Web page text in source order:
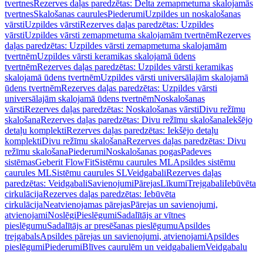
tvertnesRezerves daļas paredzētas: Delta zemapmetuma skalojamās
tvertnesSkalošanas caurulesPiederumiUzpildes un noskalošanas
vārstiUzpildes vārstiRezerves daļas paredzētas: Uzpildes
vārstiUzpildes vārsti zemapmetuma skalojamām tvertnēmRezerves
daļas paredzētas: Uzpildes vārsti zemapmetuma skalojamām
tvertnēmUzpildes vārsti keramikas skalojamā ūdens
tvertnēmRezerves daļas paredzētas: Uzpildes vārsti keramikas
skalojamā ūdens tvertnēmUzpildes vārsti universālajām skalojamā
ūdens tvertnēmRezerves daļas paredzētas: Uzpildes vārsti
universālajām skalojamā ūdens tvertnēmNoskalošanas
vārstiRezerves daļas paredzētas: Noskalošanas vārstiDivu režīmu
skalošanaRezerves daļas paredzētas: Divu režīmu skalošanaIekšējo
detaļu komplektiRezerves daļas paredzētas: Iekšējo detaļu
komplektiDivu režīmu skalošanaRezerves daļas paredzētas: Divu
režīmu skalošanaPiederumiNoskalošanas pogasPadeves
sistēmasGeberit FlowFitSistēmu caurules MLApsildes sistēmu
caurules MLSistēmu caurules SLVeidgabaliRezerves daļas
paredzētas: VeidgabaliSavienojumiPārejasLīkumiTrejgabaliIebūvēta
cirkulācijaRezerves daļas paredzētas: Iebūvēta
cirkulācijaNeatvienojamas pārejasPārejas un savienojumi,
atvienojamiNoslēgiPieslēgumiSadalītājs ar vītnes
pieslēgumuSadalītājs ar presēšanas pieslēgumuApsildes
trejgabalsApsildes pārejas un savienojumi, atvienojamiApsildes
pieslēgumiPiederumiBlīves caurulēm un veidgabaliemVeidgabalu